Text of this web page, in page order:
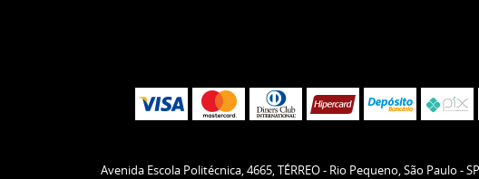
Avenida Escola Politécnica, 4665, TÉRREO- Rio Pequeno, São Paulo -SP